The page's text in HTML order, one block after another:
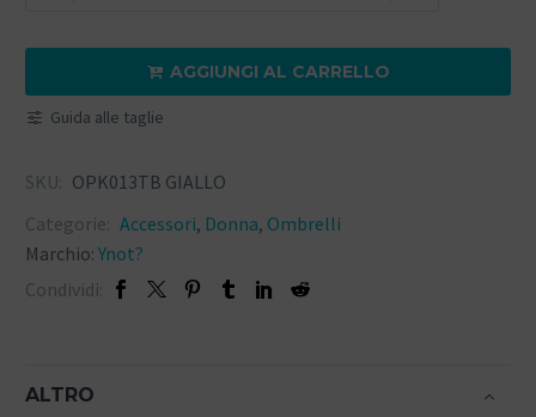
 AGGIUNGI AL CARRELLO
Guida alle taglie
SKU: OPK013TB GIALLO
Categorie: Accessori, Donna, Ombrelli
Marchio: Ynot?
Condividi:
ALTRO